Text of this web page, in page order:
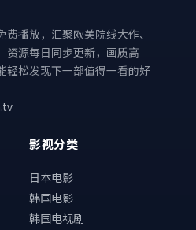
播放，汇聚欧美院线大作、
资源每日同步更新，画质高
轻松发现下一部值得一看的好
影视分类
日本电影
韩国电影
韩国电视剧